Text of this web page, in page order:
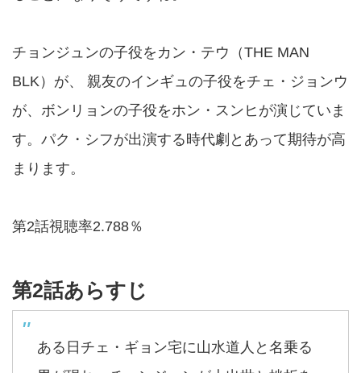
チョンジュンの子役をカン・テウ（THE MAN
BLK）が、 親友のインギュの子役をチェ・ジョンウ
が、ボンリョンの子役をホン・スンヒが演じていま
す。パク・シフが出演する時代劇とあって期待が高
まります。
第2話視聴率2.788％
第2話あらすじ
ある日チェ・ギョン宅に山水道人と名乗る